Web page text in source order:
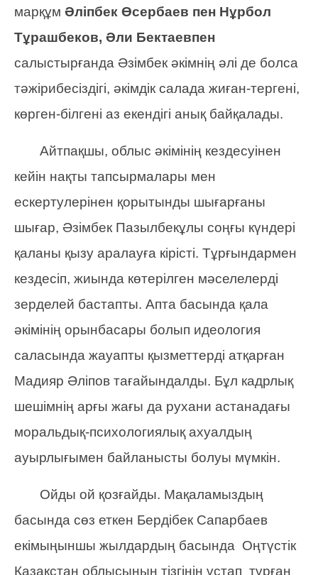
марқұм Әліпбек Өсербаев пен Нұрбол
Тұрашбеков, Әли Бектаевпен
салыстырғанда Әзімбек әкімнің әлі де болса
тәжірибесіздігі, әкімдік салада жиған-тергені,
көрген-білгені аз екендігі анық байқалады.
Айтпақшы, облыс әкімінің кездесуінен
кейін нақты тапсырмалары мен
ескертулерінен қорытынды шығарғаны
шығар, Әзімбек Пазылбекұлы соңғы күндері
қаланы қызу аралауға кірісті. Тұрғындармен
кездесіп, жиында көтерілген мәселелерді
зерделей бастапты. Апта басында қала
әкімінің орынбасары болып идеология
саласында жауапты қызметтерді атқарған
Мадияр Әліпов тағайындалды. Бұл кадрлық
шешімнің арғы жағы да рухани астанадағы
моральдық-психологиялық ахуалдың
ауырлығымен байланысты болуы мүмкін.
Ойды ой қозғайды. Мақаламыздың
басында сөз еткен Бердібек Сапарбаев
екімыңыншы жылдардың басында Оңтүстік
Қазақстан облысының тізгінін ұстап тұрған